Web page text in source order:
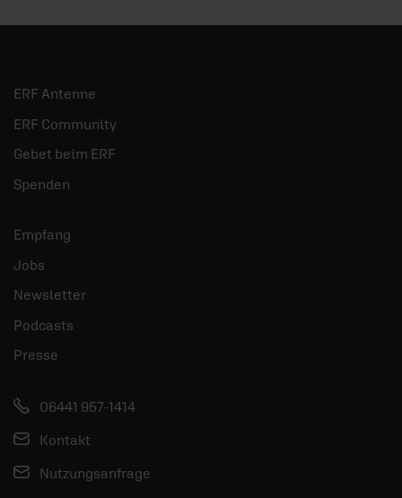
ERF Antenne
ERF Community
Gebet beim ERF
Spenden
Empfang
Jobs
Newsletter
Podcasts
Presse
06441 957-1414
Kontakt
Nutzungsanfrage